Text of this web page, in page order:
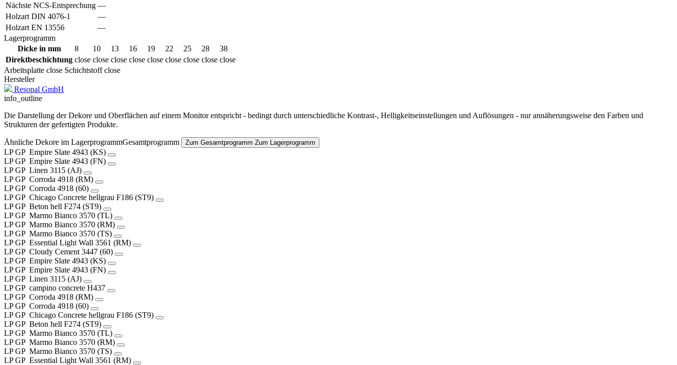
Nächste NCS-Entsprechung —
Holzart DIN 4076-1
—
Holzart EN 13556
—
Lagerprogramm
Dicke in mm
8 10 13 16 19 22 25 28
38
Direktbeschichtung close close close close close close close close close
Arbeitsplatte close Schichtstoff close
Hersteller
Resopal GmbH
info_outline
Die Darstellung der Dekore und Oberflächen auf einem Monitor entspricht - bedingt durch unterschiedliche Kontrast-, Helligkeitseinstellungen und Auflösungen - nur annäherungsweise den Farben und
Strukturen der gefertigten Produkte.
Ähnliche Dekore im LagerprogrammGesamtprogramm Zum Gesamtprogramm Zum Lagerprogramm
LP GP Empire Slate 4943 (KS)
LP GP Empire Slate 4943 (FN)
LP GP Linen 3115 (AJ)
LP GP Corroda 4918 (RM)
LP GP Corroda 4918 (60)
LP GP Chicago Concrete hellgrau F186 (ST9)
LP GP Beton hell F274 (ST9)
LP GP Marmo Bianco 3570 (TL)
LP GP Marmo Bianco 3570 (RM)
LP GP Marmo Bianco 3570 (TS)
LP GP Essential Light Wall 3561 (RM)
LP GP Cloudy Cement 3447 (60)
LP GP Empire Slate 4943 (KS)
LP GP Empire Slate 4943 (FN)
LP GP Linen 3115 (AJ)
LP GP campino concrete H437
LP GP Corroda 4918 (RM)
LP GP Corroda 4918 (60)
LP GP Chicago Concrete hellgrau F186 (ST9)
LP GP Beton hell F274 (ST9)
LP GP Marmo Bianco 3570 (TL)
LP GP Marmo Bianco 3570 (RM)
LP GP Marmo Bianco 3570 (TS)
LP GP Essential Light Wall 3561 (RM)